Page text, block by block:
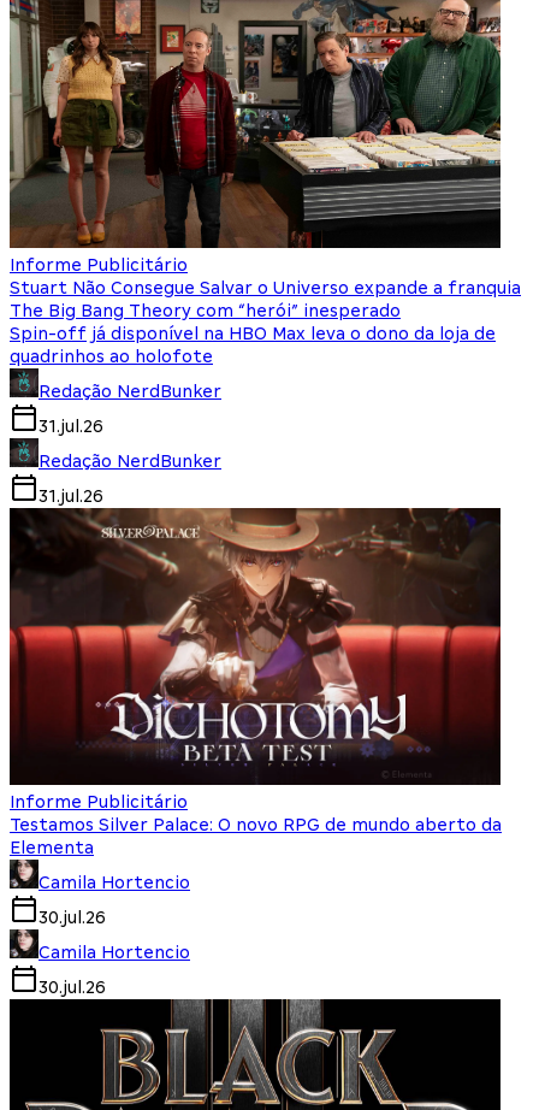
Informe Publicitário
Stuart Não Consegue Salvar o Universo expande a franquia
The Big Bang Theory com “herói” inesperado
Spin-off já disponível na HBO Max leva o dono da loja de
quadrinhos ao holofote
Redação NerdBunker
31.jul.26
Redação NerdBunker
31.jul.26
Informe Publicitário
Testamos Silver Palace: O novo RPG de mundo aberto da
Elementa
Camila Hortencio
30.jul.26
Camila Hortencio
30.jul.26